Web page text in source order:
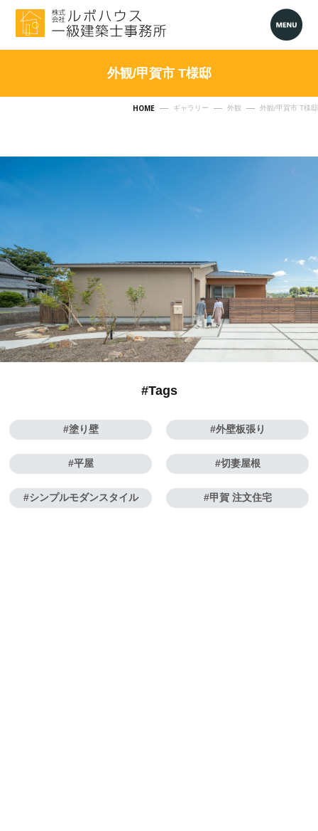
HOME ギャラリー 外観 外観/甲賀市 T様邸
外観/甲賀市 T様邸
#Tags
塗り壁 外壁板張り
平屋 切妻屋根
シンプルモダンスタイル 甲賀 注文住宅